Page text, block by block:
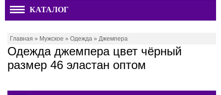
КАТАЛОГ
Главная » Мужское » Одежда » Джемпера
Одежда джемпера цвет чёрный
размер 46 эластан оптом